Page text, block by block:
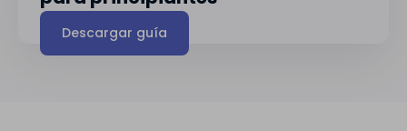
Descargar guía